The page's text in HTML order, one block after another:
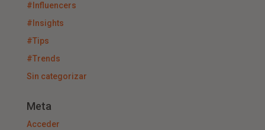
#Influencers
#Insights
#Tips
#Trends
Sin categorizar
Meta
Acceder